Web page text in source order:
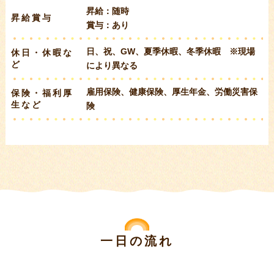
昇給賞与
昇給：随時
賞与：あり
休日・休暇な
ど
日、祝、GW、夏季休暇、冬季休暇 ※現場
により異なる
保険・福利厚
生など
雇用保険、健康保険、厚生年金、労働災害保
険
一日の流れ